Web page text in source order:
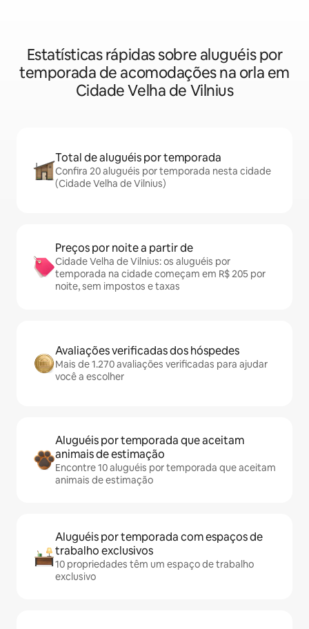
Estatísticas rápidas sobre aluguéis por
temporada de acomodações na orla em
Cidade Velha de Vilnius
Total de aluguéis por temporada
Confira 20 aluguéis por temporada nesta cidade
(Cidade Velha de Vilnius)
Preços por noite a partir de
Cidade Velha de Vilnius: os aluguéis por
temporada na cidade começam em R$ 205 por
noite, sem impostos e taxas
Avaliações verificadas dos hóspedes
Mais de 1.270 avaliações verificadas para ajudar
você a escolher
Aluguéis por temporada que aceitam
animais de estimação
Encontre 10 aluguéis por temporada que aceitam
animais de estimação
Aluguéis por temporada com espaços de
trabalho exclusivos
10 propriedades têm um espaço de trabalho
exclusivo